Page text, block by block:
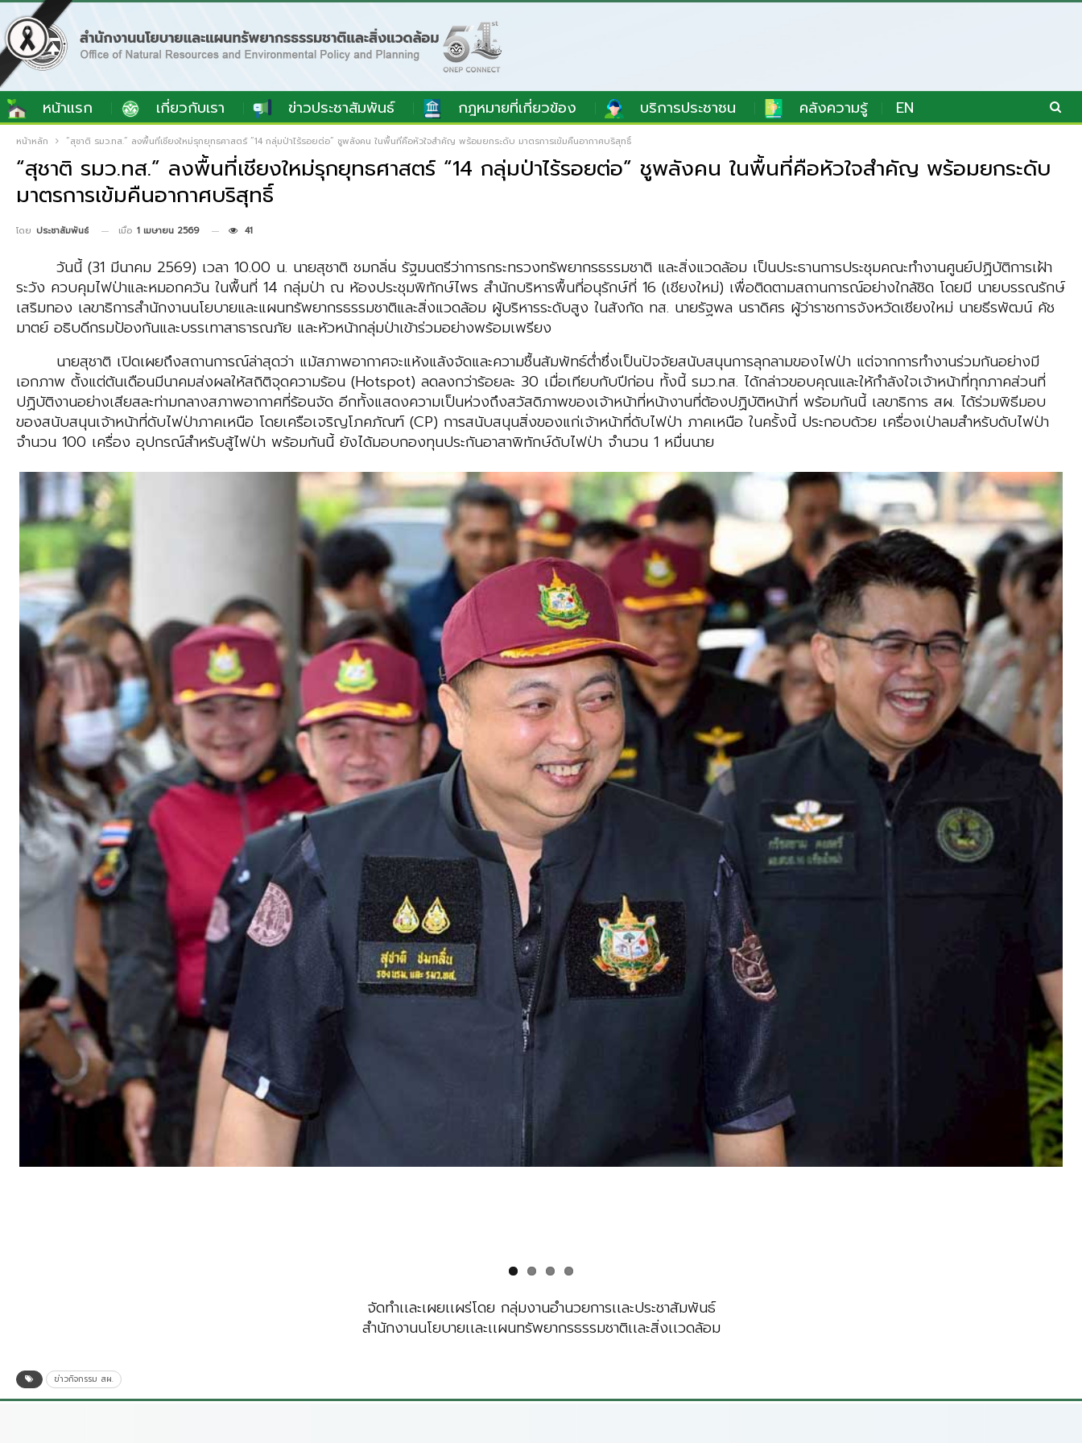
หน้าแรก เกี่ยวกับเรา ข่าวประชาสัมพันธ์ กฎหมายที่เกี่ยวข้อง บริการประชาชน คลังความรู้ EN
หน้าหลัก “สุชาติ รมว.ทส.” ลงพื้นที่เชียงใหม่รุกยุทธศาสตร์ “14 กลุ่มป่าไร้รอยต่อ” ชูพลังคน ในพื้นที่คือหัวใจสำคัญ พร้อมยกระดับ มาตรการเข้มคืนอากาศบริสุทธิ์
“สุชาติ รมว.ทส.” ลงพื้นที่เชียงใหม่รุกยุทธศาสตร์ “14 กลุ่มป่าไร้รอยต่อ” ชูพลังคน ในพื้นที่คือหัวใจสำคัญ พร้อมยกระดับ
มาตรการเข้มคืนอากาศบริสุทธิ์
โดย ประชาสัมพันธ์ เมื่อ 1 เมษายน 2569 41
วันนี้ (31 มีนาคม 2569) เวลา 10.00 น. นายสุชาติ ชมกลิ่น รัฐมนตรีว่าการกระทรวงทรัพยากรธรรมชาติ และสิ่งแวดล้อม เป็นประธานการประชุมคณะทำงานศูนย์ปฏิบัติการเฝ้า
ระวัง ควบคุมไฟป่าและหมอกควัน ในพื้นที่ 14 กลุ่มป่า ณ ห้องประชุมพิทักษ์ไพร สำนักบริหารพื้นที่อนุรักษ์ที่ 16 (เชียงใหม่) เพื่อติดตามสถานการณ์อย่างใกล้ชิด โดยมี นายบรรณรักษ์
เสริมทอง เลขาธิการสำนักงานนโยบายและแผนทรัพยากรธรรมชาติและสิ่งแวดล้อม ผู้บริหารระดับสูง ในสังกัด ทส. นายรัฐพล นราดิศร ผู้ว่าราชการจังหวัดเชียงใหม่ นายธีรพัฒน์ คัช
มาตย์ อธิบดีกรมป้องกันและบรรเทาสาธารณภัย และหัวหน้ากลุ่มป่าเข้าร่วมอย่างพร้อมเพรียง
นายสุชาติ เปิดเผยถึงสถานการณ์ล่าสุดว่า แม้สภาพอากาศจะแห้งแล้งจัดและความชื้นสัมพัทธ์ต่ำซึ่งเป็นปัจจัยสนับสนุนการลุกลามของไฟป่า แต่จากการทำงานร่วมกันอย่างมี
เอกภาพ ตั้งแต่ต้นเดือนมีนาคมส่งผลให้สถิติจุดความร้อน (Hotspot) ลดลงกว่าร้อยละ 30 เมื่อเทียบกับปีก่อน ทั้งนี้ รมว.ทส. ได้กล่าวขอบคุณและให้กำลังใจเจ้าหน้าที่ทุกภาคส่วนที่
ปฏิบัติงานอย่างเสียสละท่ามกลางสภาพอากาศที่ร้อนจัด อีกทั้งแสดงความเป็นห่วงถึงสวัสดิภาพของเจ้าหน้าที่หน้างานที่ต้องปฏิบัติหน้าที่ พร้อมกันนี้ เลขาธิการ สผ. ได้ร่วมพิธีมอบ
ของสนับสนุนเจ้าหน้าที่ดับไฟป่าภาคเหนือ โดยเครือเจริญโภคภัณฑ์ (CP) การสนับสนุนสิ่งของแก่เจ้าหน้าที่ดับไฟป่า ภาคเหนือ ในครั้งนี้ ประกอบด้วย เครื่องเป่าลมสำหรับดับไฟป่า
จำนวน 100 เครื่อง อุปกรณ์สำหรับสู้ไฟป่า พร้อมกันนี้ ยังได้มอบกองทุนประกันอาสาพิทักษ์ดับไฟป่า จำนวน 1 หมื่นนาย
จัดทำเเละเผยเเผร่โดย กลุ่มงานอำนวยการเเละประชาสัมพันธ์
สำนักงานนโยบายเเละเเผนทรัพยากรธรรมชาติเเละสิ่งเเวดล้อม
ข่าวกิจกรรม สผ.